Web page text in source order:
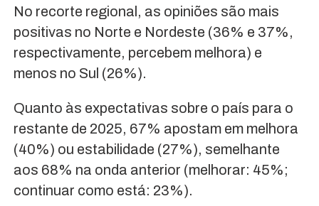
No recorte regional, as opiniões são mais
positivas no Norte e Nordeste (36% e 37%,
respectivamente, percebem melhora) e
menos no Sul (26%).
Quanto às expectativas sobre o país para o
restante de 2025, 67% apostam em melhora
(40%) ou estabilidade (27%), semelhante
aos 68% na onda anterior (melhorar: 45%;
continuar como está: 23%).